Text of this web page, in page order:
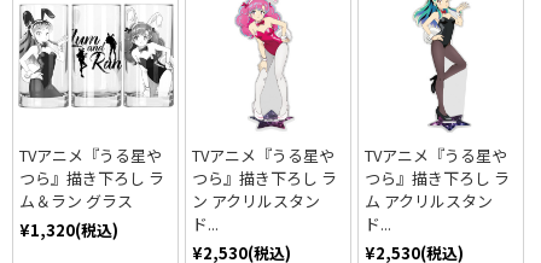
TVアニメ『うる星や
つら』描き下ろし ラ
ム＆ラン グラス
¥1,320(税込)
TVアニメ『うる星や
つら』描き下ろし ラ
ン アクリルスタン
ド...
¥2,530(税込)
TVアニメ『うる星や
つら』描き下ろし ラ
ム アクリルスタン
ド...
¥2,530(税込)